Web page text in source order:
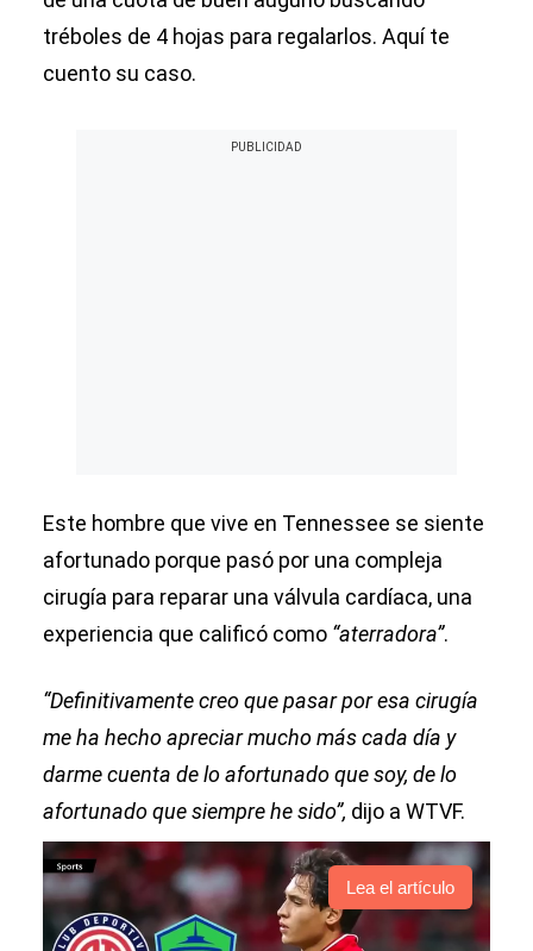
tréboles de 4 hojas para regalarlos. Aquí te
cuento su caso.
Este hombre que vive en Tennessee se siente
afortunado porque pasó por una compleja
cirugía para reparar una válvula cardíaca, una
experiencia que calificó como “aterradora”.
“Definitivamente creo que pasar por esa cirugía
me ha hecho apreciar mucho más cada día y
darme cuenta de lo afortunado que soy, de lo
afortunado que siempre he sido”, dijo a WTVF.
Lea el artículo